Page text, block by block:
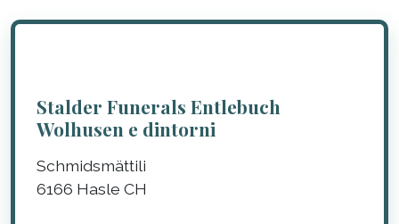
Stalder Funerals Entlebuch
Wolhusen e dintorni
Schmidsmättili
6166 Hasle CH